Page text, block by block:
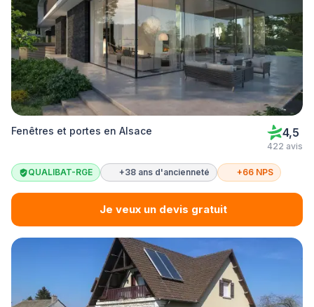
Fenêtres et portes en Alsace 4,5
422 avis
QUALIBAT-RGE +38 ans d'ancienneté +66 NPS
Je veux un devis gratuit